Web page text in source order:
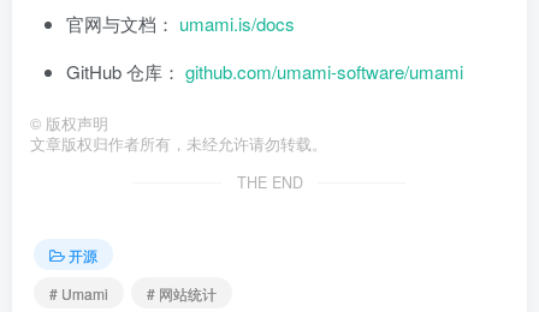
官网与文档： umami.is/docs
GitHub 仓库： github.com/umami-software/umami
© 版权声明
文章版权归作者所有，未经允许请勿转载。
THE END
开源
# Umami
# 网站统计